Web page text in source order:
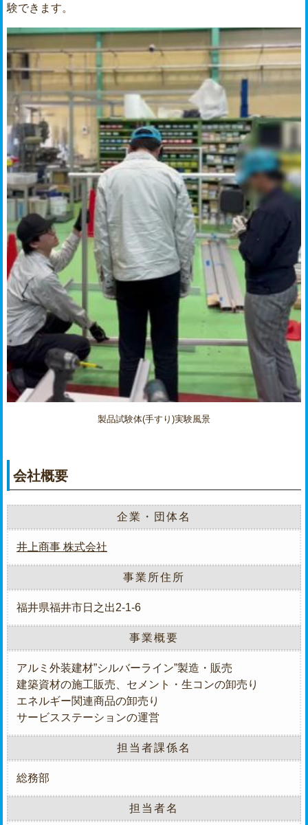
験できます。
製品試験体(手すり)実験風景
会社概要
企業・団体名
井上商事 株式会社
事業所住所
福井県福井市日之出2-1-6
事業概要
アルミ外装建材”シルバーライン”製造・販売
建築資材の施工販売、セメント・生コンの卸売り
エネルギー関連商品の卸売り
サービスステーションの運営
担当者課係名
総務部
担当者名